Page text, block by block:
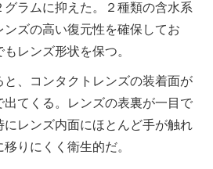
ラムに抑えた。２種類の含水系
ズの高い復元性を確保してお
レンズ形状を保つ。
、コンタクトレンズの装着面が
てくる。レンズの表裏が一目で
にレンズ内面にほとんど手が触れ
りにくく衛生的だ。